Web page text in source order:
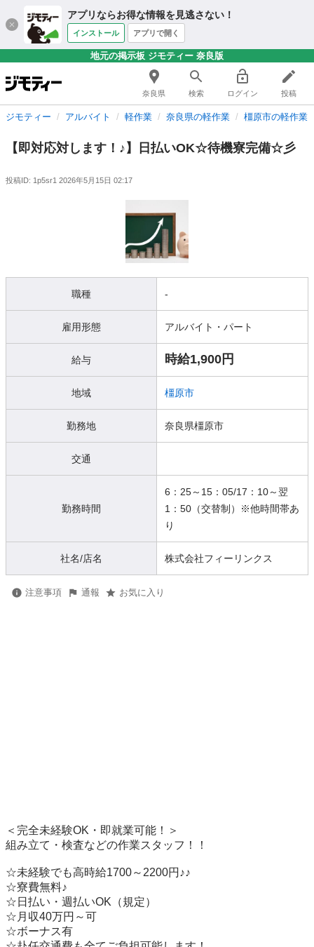
アプリならお得な情報を見逃さない！
インストール アプリで開く
地元の掲示板 ジモティー 奈良版
奈良県 検索 ログイン 投稿
ジモティー アルバイト 軽作業 奈良県の軽作業 橿原市の軽作業
【即対応対します！♪】日払いOK☆待機寮完備☆彡
投稿ID: 1p5sr1 2026年5月15日 02:17
職種 -
雇用形態 アルバイト・パート
給与 時給1,900円
地域 橿原市
勤務地 奈良県橿原市
交通
勤務時間
6：25～15：05/17：10～翌
1：50（交替制）※他時間帯あ
り
社名/店名 株式会社フィーリンクス
注意事項 通報 お気に入り
＜完全未経験OK・即就業可能！＞
組み立て・検査などの作業スタッフ！！
☆未経験でも高時給1700～2200円♪♪
☆寮費無料♪
☆日払い・週払いOK（規定）
☆月収40万円～可
☆ボーナス有